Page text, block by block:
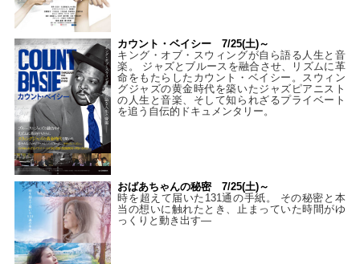
カウント・ベイシー 7/25(土)～
キング・オブ・スウィングが自ら語る人生と音
楽。 ジャズとブルースを融合させ、リズムに革
命をもたらしたカウント・ベイシー。スウィン
グジャズの黄金時代を築いたジャズピアニスト
の人生と音楽、そして知られざるプライベート
を追う自伝的ドキュメンタリー。
おばあちゃんの秘密 7/25(土)～
時を超えて届いた131通の手紙。 その秘密と本
当の想いに触れたとき、止まっていた時間がゆ
っくりと動き出す―